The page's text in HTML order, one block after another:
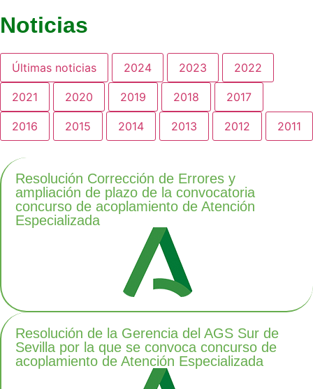
Noticias
Últimas noticias 2024 2023 2022
2021 2020 2019 2018 2017
2016 2015 2014 2013 2012 2011
Resolución Corrección de Errores y
ampliación de plazo de la convocatoria
concurso de acoplamiento de Atención
Especializada
Resolución de la Gerencia del AGS Sur de
Sevilla por la que se convoca concurso de
acoplamiento de Atención Especializada